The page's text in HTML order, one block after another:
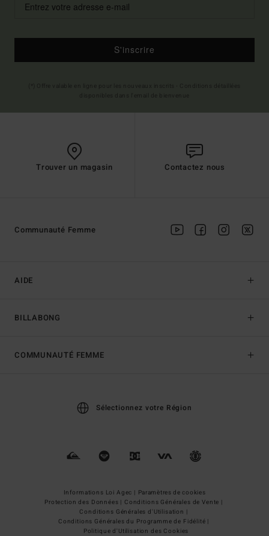
S'inscrire
Trouver un magasin Contactez nous
AIDE
BILLABONG
Communauté Femme
COMMUNAUTÉ FEMME
Sélectionnez votre Région
Informations Loi Agec | Paramètres de cookies
Protection des Données | Conditions Générales de Vente |
Conditions Générales d'Utilisation |
Conditions Générales du Programme de Fidélité |
Politique d'Utilisation des Cookies